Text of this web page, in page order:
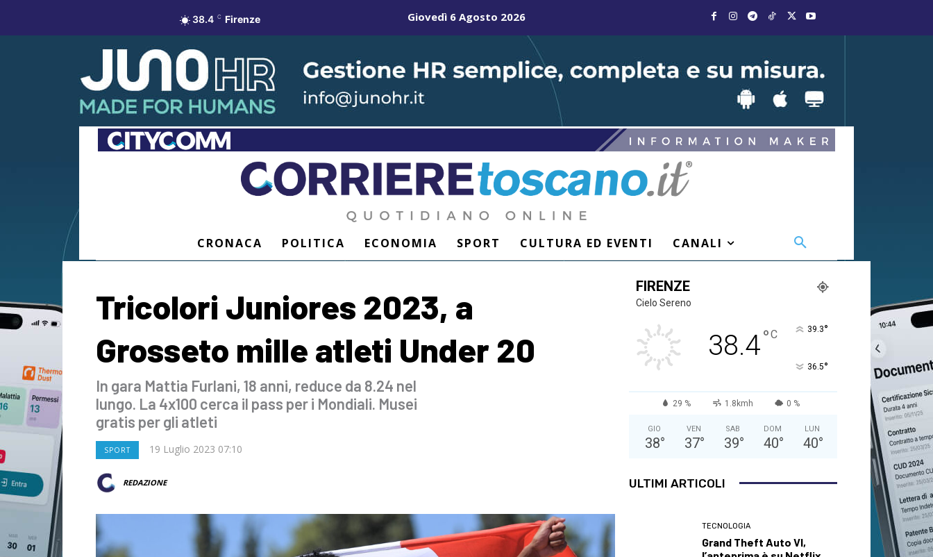
38.4 C Firenze Giovedì 6 Agosto 2026
CRONACA POLITICA ECONOMIA SPORT CULTURA ED EVENTI CANALI
Tricolori Juniores 2023, a
Grosseto mille atleti Under 20
In gara Mattia Furlani, 18 anni, reduce da 8.24 nel
lungo. La 4x100 cerca il pass per i Mondiali. Musei
gratis per gli atleti
SPORT 19 Luglio 2023 07:10
REDAZIONE
FIRENZE
Cielo Sereno
38.4°C 39.3°
36.5°
29 % 1.8kmh 0 %
GIO
38°
VEN
37°
SAB
39°
DOM
40°
LUN
40°
ULTIMI ARTICOLI
TECNOLOGIA
Grand Theft Auto VI,